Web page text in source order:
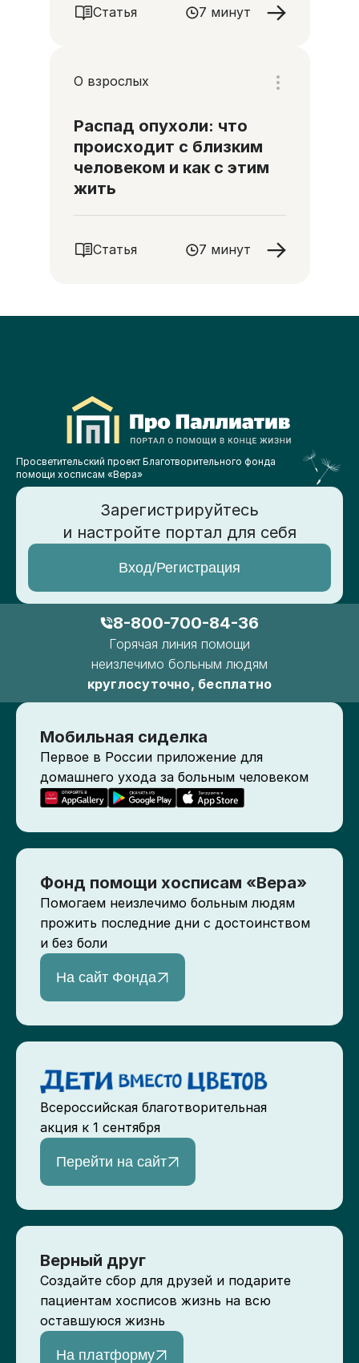
Статья 7 минут
О взрослых
Распад опухоли: что
происходит с близким
человеком и как с этим
жить
Статья 7 минут
Просветительский проект Благотворительного фонда
помощи хосписам «Вера»
Зарегистрируйтесь
и настройте портал для себя
Вход/Регистрация
8-800-700-84-36
Горячая линия помощи
неизлечимо больным людям
круглосуточно, бесплатно
Мобильная сиделка
Первое в России приложение для
домашнего ухода за больным человеком
Фонд помощи хосписам «Вера»
Помогаем неизлечимо больным людям
прожить последние дни с достоинством
и без боли
На сайт Фонда
Всероссийская благотворительная
акция к 1 сентября
Перейти на сайт
Верный друг
Создайте сбор для друзей и подарите
пациентам хосписов жизнь на всю
оставшуюся жизнь
На платформу